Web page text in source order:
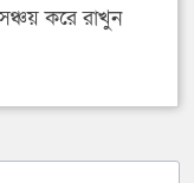
করে রাখুন